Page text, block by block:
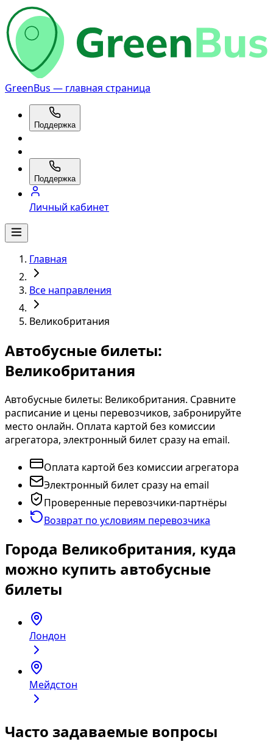
GreenBus — главная страница
Поддержка
Поддержка
Личный кабинет
Главная
Все направления
Великобритания
Автобусные билеты:
Великобритания
Автобусные билеты: Великобритания. Сравните
расписание и цены перевозчиков, забронируйте
место онлайн. Оплата картой без комиссии
агрегатора, электронный билет сразу на email.
Оплата картой без комиссии агрегатора
Электронный билет сразу на email
Проверенные перевозчики-партнёры
Возврат по условиям перевозчика
Города Великобритания, куда
можно купить автобусные
билеты
Лондон
Мейдстон
Часто задаваемые вопросы